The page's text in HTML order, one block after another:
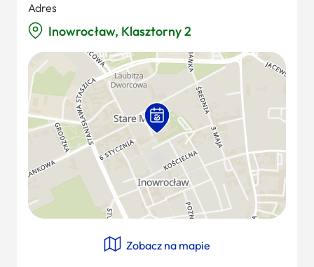
Adres
Inowrocław, Klasztorny 2
Zobacz na mapie